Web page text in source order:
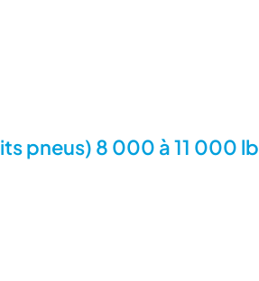
pneus) 8 000 à 11 000 lb